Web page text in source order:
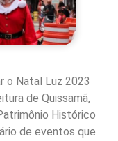
o Natal Luz 2023
de Quissamã,
Histórico
de eventos que